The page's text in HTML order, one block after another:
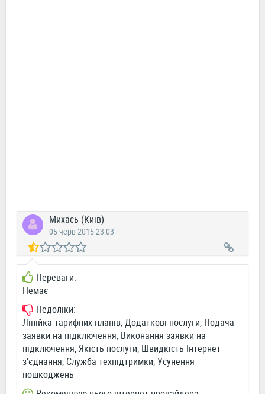
Михась (Київ)
05 черв 2015 23:03
Переваги:
Немає
Недоліки:
Лінійка тарифних планів, Додаткові послуги, Подача
заявки на підключення, Виконання заявки на
підключення, Якість послуги, Швидкість Інтернет
з'єднання, Служба техпідтримки, Усунення
пошкоджень